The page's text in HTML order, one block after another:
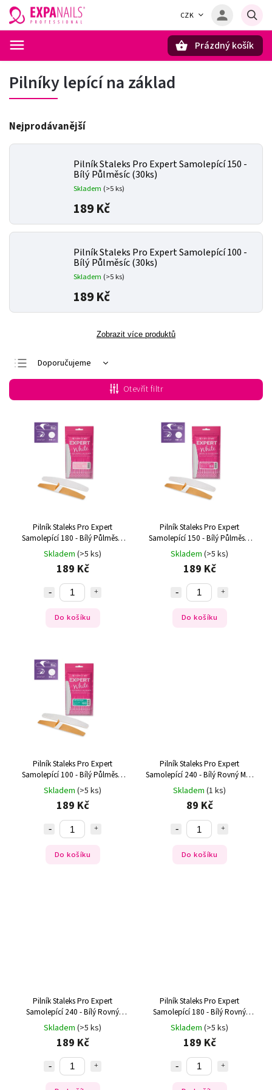
CZK
Prázdný košík
Pilníky lepící na základ
Nejprodávanější
Pilník Staleks Pro Expert Samolepící 150 -
Bílý Půlměsíc (30ks)
Skladem (>5 ks)
189 Kč
Pilník Staleks Pro Expert Samolepící 100 -
Bílý Půlměsíc (30ks)
Skladem (>5 ks)
189 Kč
Zobrazit více produktů
Doporučujeme
Nejlevnější
Nejdražší
Nejprodávanější
Abecedně
Otevřít filtr
Pilník Staleks Pro Expert
Samolepící 180 - Bílý Půlměsíc
(30ks)
Skladem (>5 ks)
189 Kč
Do košíku
Pilník Staleks Pro Expert
Samolepící 150 - Bílý Půlměsíc
(30ks)
Skladem (>5 ks)
189 Kč
Do košíku
Pilník Staleks Pro Expert
Samolepící 100 - Bílý Půlměsíc
(30ks)
Skladem (>5 ks)
189 Kč
Do košíku
Pilník Staleks Pro Expert
Samolepící 240 - Bílý Rovný Mini
(10ks)
Skladem (1 ks)
89 Kč
Do košíku
Pilník Staleks Pro Expert
Samolepící 240 - Bílý Rovný
(30ks)
Skladem (>5 ks)
189 Kč
Pilník Staleks Pro Expert
Samolepící 180 - Bílý Rovný
(30ks)
Skladem (>5 ks)
189 Kč